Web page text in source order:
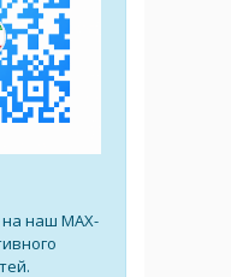
на наш MAX-